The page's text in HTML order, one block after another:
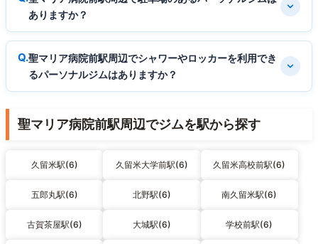
ありますか？
聖マリア病院前駅周辺でシャワーやロッカーを利用でき
るパーソナルジムはありますか？
聖マリア病院前駅周辺でジムを駅から探す
久留米駅(6) 久留米大学前駅(6) 久留米高校前駅(6)
五郎丸駅(6) 北野駅(6) 南久留米駅(6)
古賀茶屋駅(6) 大城駅(6) 学校前駅(6)